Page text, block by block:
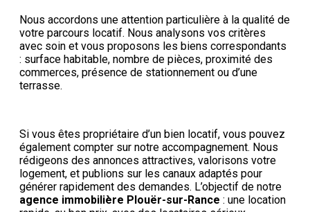
Nous accordons une attention particulière à la qualité de
votre parcours locatif. Nous analysons vos critères
avec soin et vous proposons les biens correspondants
: surface habitable, nombre de pièces, proximité des
commerces, présence de stationnement ou d’une
terrasse.
Si vous êtes propriétaire d’un bien locatif, vous pouvez
également compter sur notre accompagnement. Nous
rédigeons des annonces attractives, valorisons votre
logement, et publions sur les canaux adaptés pour
générer rapidement des demandes. L’objectif de notre
agence immobilière Plouër-sur-Rance : une location